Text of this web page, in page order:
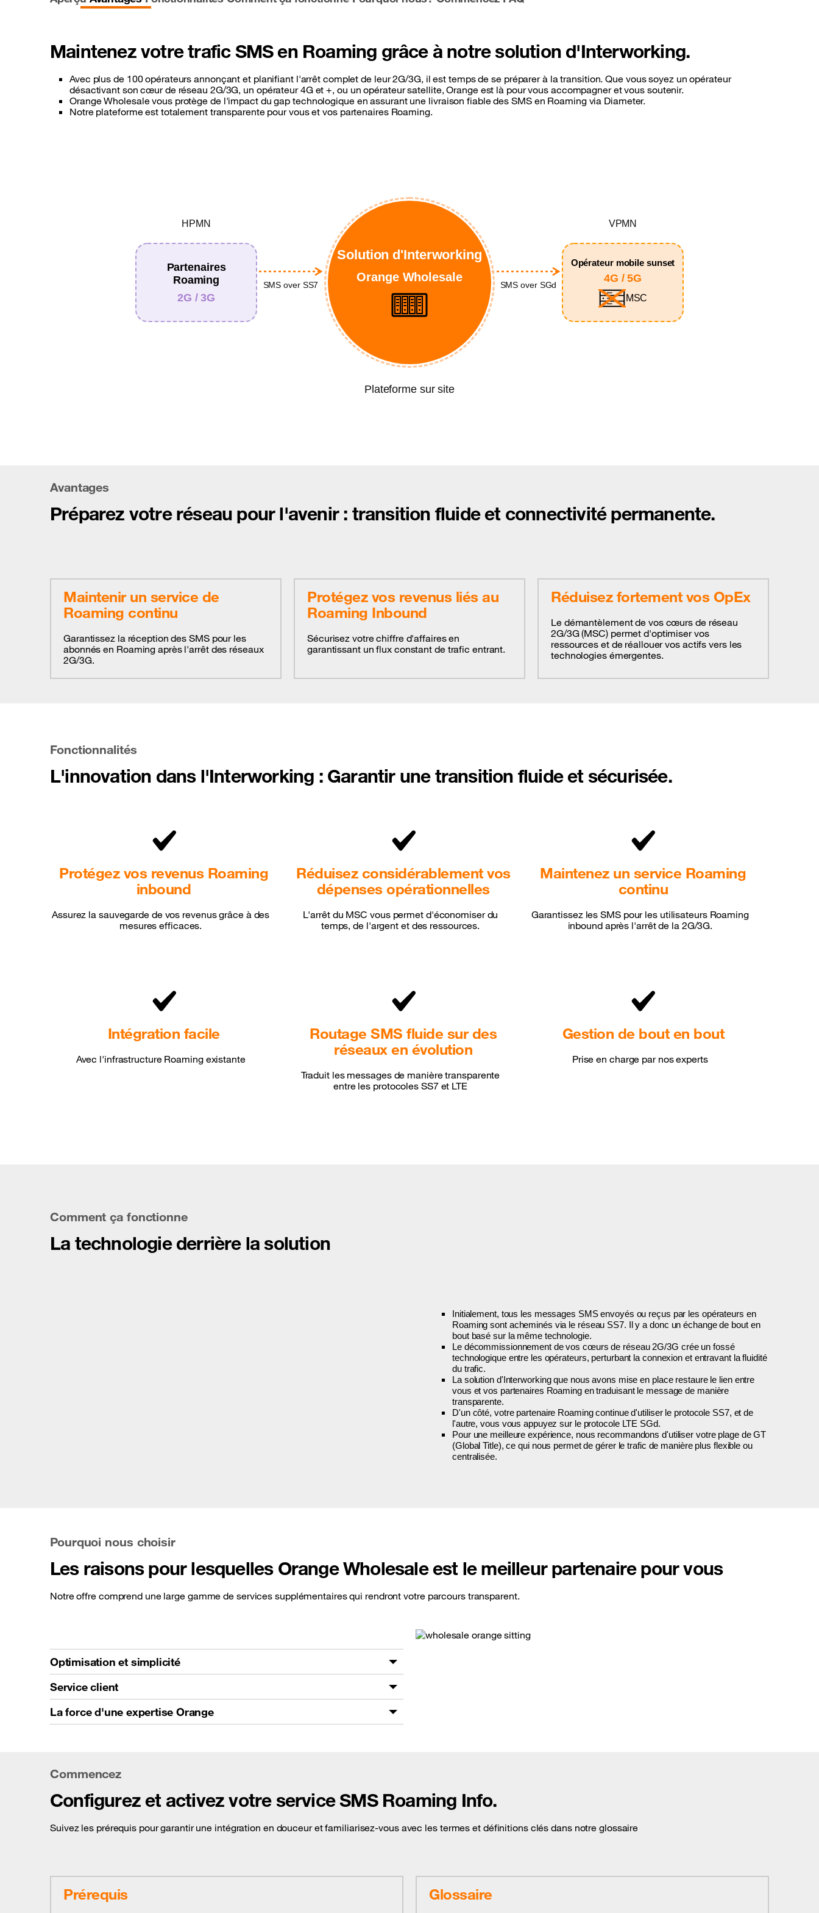
See all offers
Maintenez votre trafic SMS en Roaming grâce à notre solution d'Interworking.
Avec plus de 100 opérateurs annonçant et planifiant l'arrêt complet de leur 2G/3G, il est temps de se préparer à la transition. Que vous soyez un opérateur
désactivant son cœur de réseau 2G/3G, un opérateur 4G et +, ou un opérateur satellite, Orange est là pour vous accompagner et vous soutenir.
Orange Wholesale vous protège de l'impact du gap technologique en assurant une livraison fiable des SMS en Roaming via Diameter.
Notre plateforme est totalement transparente pour vous et vos partenaires Roaming.
HPMN
Partenaires
Roaming
2G / 3G
SMS over SS7
Solution d'Interworking
Orange Wholesale
Plateforme sur site
SMS over SGd
VPMN
Opérateur mobile sunset
4G / 5G
MSC
Avantages
Préparez votre réseau pour l'avenir : transition fluide et connectivité permanente.
Maintenir un service de
Roaming continu
Garantissez la réception des SMS pour les
abonnés en Roaming après l'arrêt des réseaux
2G/3G.
Protégez vos revenus liés au
Roaming Inbound
Sécurisez votre chiffre d'affaires en
garantissant un flux constant de trafic entrant.
Réduisez fortement vos OpEx
Le démantèlement de vos cœurs de réseau
2G/3G (MSC) permet d'optimiser vos
ressources et de réallouer vos actifs vers les
technologies émergentes.
Fonctionnalités
L'innovation dans l'Interworking : Garantir une transition fluide et sécurisée.
Protégez vos revenus Roaming
inbound
Assurez la sauvegarde de vos revenus grâce à des
mesures efficaces.
Réduisez considérablement vos
dépenses opérationnelles
L'arrêt du MSC vous permet d'économiser du
temps, de l'argent et des ressources.
Maintenez un service Roaming
continu
Garantissez les SMS pour les utilisateurs Roaming
inbound après l'arrêt de la 2G/3G.
Intégration facile
Avec l'infrastructure Roaming existante
Routage SMS fluide sur des
réseaux en évolution
Traduit les messages de manière transparente
entre les protocoles SS7 et LTE
Gestion de bout en bout
Prise en charge par nos experts
Comment ça fonctionne
La technologie derrière la solution
Initialement, tous les messages SMS envoyés ou reçus par les opérateurs en
Roaming sont acheminés via le réseau SS7. Il y a donc un échange de bout en
bout basé sur la même technologie.
Le décommissionnement de vos cœurs de réseau 2G/3G crée un fossé
technologique entre les opérateurs, perturbant la connexion et entravant la fluidité
du trafic.
La solution d'Interworking que nous avons mise en place restaure le lien entre
vous et vos partenaires Roaming en traduisant le message de manière
transparente.
D'un côté, votre partenaire Roaming continue d'utiliser le protocole SS7, et de
l'autre, vous vous appuyez sur le protocole LTE SGd.
Pour une meilleure expérience, nous recommandons d'utiliser votre plage de GT
(Global Title), ce qui nous permet de gérer le trafic de manière plus flexible ou
centralisée.
Pourquoi nous choisir
Les raisons pour lesquelles Orange Wholesale est le meilleur partenaire pour vous
Notre offre comprend une large gamme de services supplémentaires qui rendront votre parcours transparent.
Optimisation et simplicité
Service client
La force d'une expertise Orange
Commencez
Configurez et activez votre service SMS Roaming Info.
Suivez les prérequis pour garantir une intégration en douceur et familiarisez-vous avec les termes et définitions clés dans notre glossaire
Prérequis Glossaire